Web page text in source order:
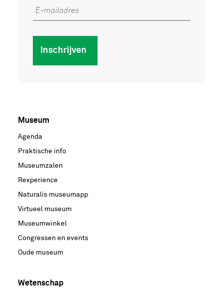
E-mailadres
Inschrijven
hoofdnavigatie
Museum
Agenda
Praktische info
Museumzalen
Rexperience
Naturalis museumapp
Virtueel museum
Museumwinkel
Congressen en events
Oude museum
Wetenschap